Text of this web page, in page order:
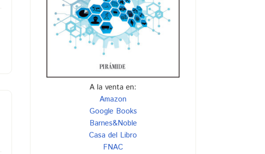
A la venta en:
Amazon
Google Books
Barnes&Noble
Casa del Libro
FNAC